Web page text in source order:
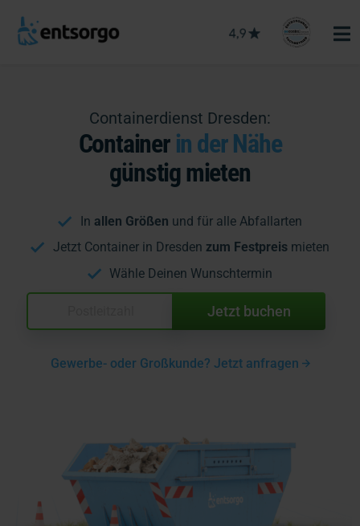
Containerdienst Dresden:
Container in der Nähe
günstig mieten
In allen Größen und für alle Abfallarten
Jetzt Container in Dresden zum Festpreismieten
Wähle Deinen Wunschtermin
Jetzt buchen
Gewerbe- oder Großkunde? Jetzt anfragen